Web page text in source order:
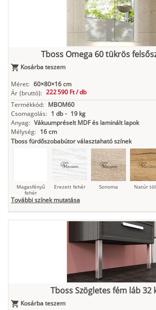
Nádzöld Füstös
Antracit Matt fekete
Tboss Omega 60 tükrös
Kosárba teszem
Méret: 60×80×16 cm
Ár (bruttó): 222 590 Ft /db
Termékkód: MBOM60
Csomagolás: 1 db - 19 kg
Anyag: Vákuumpréselt MDF és laminált lapok
Mélység: 16 cm
Tboss fürdőszobabútor választaható színek
Magasfényű
fehér
Erezett fehér Sonoma Natúr
Loft beton
fehér
Nádzöld Füstös
További színek mutatása
Tboss Szögletes fém láb 32
Kosárba teszem